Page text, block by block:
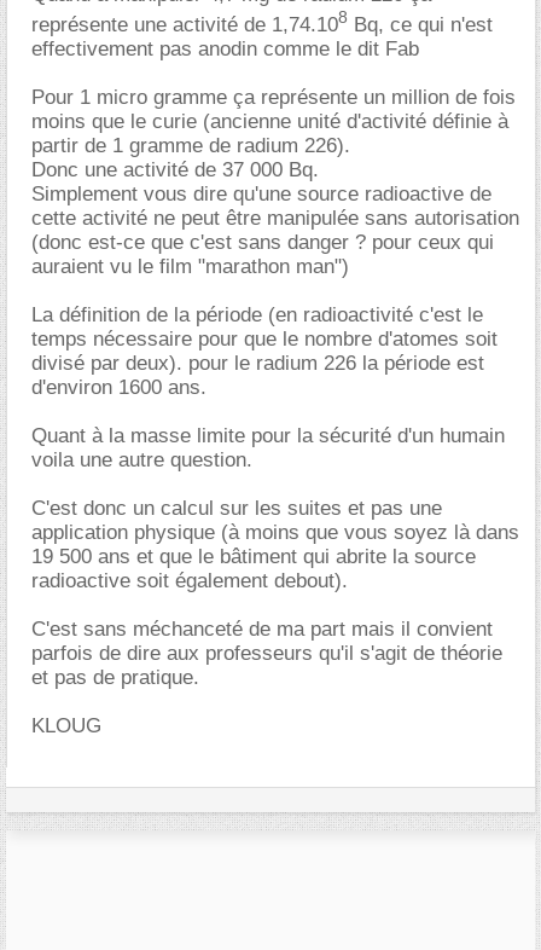
représente une activité de 1,74.108 Bq, ce qui n'est
effectivement pas anodin comme le dit Fab
Pour 1 micro gramme ça représente un million de fois
moins que le curie (ancienne unité d'activité définie à
partir de 1 gramme de radium 226).
Donc une activité de 37 000 Bq.
Simplement vous dire qu'une source radioactive de
cette activité ne peut être manipulée sans autorisation
(donc est-ce que c'est sans danger ? pour ceux qui
auraient vu le film "marathon man")
La définition de la période (en radioactivité c'est le
temps nécessaire pour que le nombre d'atomes soit
divisé par deux). pour le radium 226 la période est
d'environ 1600 ans.
Quant à la masse limite pour la sécurité d'un humain
voila une autre question.
C'est donc un calcul sur les suites et pas une
application physique (à moins que vous soyez là dans
19 500 ans et que le bâtiment qui abrite la source
radioactive soit également debout).
C'est sans méchanceté de ma part mais il convient
parfois de dire aux professeurs qu'il s'agit de théorie
et pas de pratique.
KLOUG